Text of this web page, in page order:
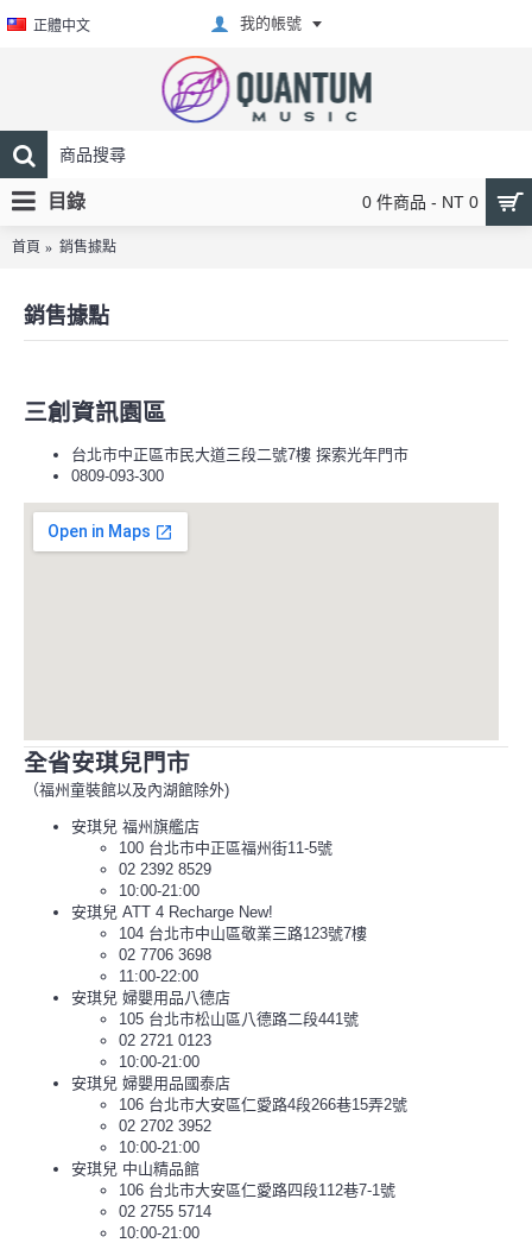
正體中文 我的帳號
0 件商品 - NT 0
目錄
首頁 銷售據點
銷售據點
三創資訊園區
台北市中正區市民大道三段二號7樓 探索光年門市
0809-093-300
全省安琪兒門市
（福州童裝館以及內湖館除外)
安琪兒 福州旗艦店
100 台北市中正區福州街11-5號
02 2392 8529
10:00-21:00
安琪兒 ATT 4 Recharge New!
104 台北市中山區敬業三路123號7樓
02 7706 3698
11:00-22:00
安琪兒 婦嬰用品八德店
105 台北市松山區八德路二段441號
02 2721 0123
10:00-21:00
安琪兒 婦嬰用品國泰店
106 台北市大安區仁愛路4段266巷15弄2號
02 2702 3952
10:00-21:00
安琪兒 中山精品館
106 台北市大安區仁愛路四段112巷7-1號
02 2755 5714
10:00-21:00